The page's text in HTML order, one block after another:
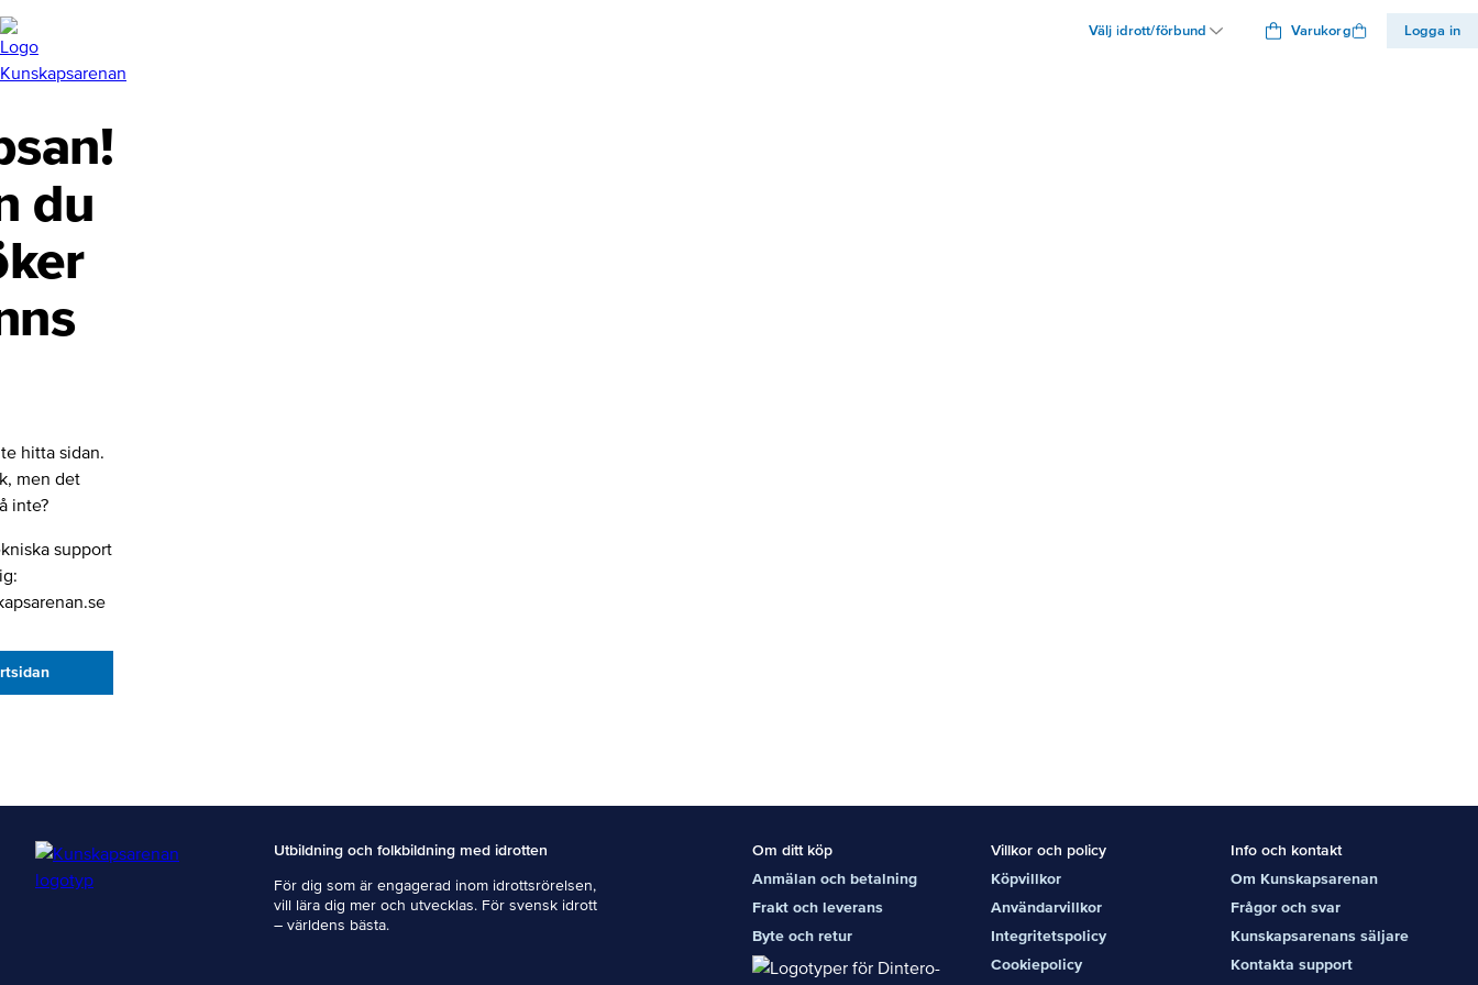
Välj idrott/förbund Varukorg Logga in
du
hitta sidan.
men det
inte?
support
Utbildning och folkbildning med idrotten
För dig som är engagerad inom idrottsrörelsen,
vill lära dig mer och utvecklas. För svensk idrott
– världens bästa.
Om ditt köp
Anmälan och betalning
Frakt och leverans
Byte och retur
Villkor och policy
Köpvillkor
Användarvillkor
Integritetspolicy
Cookiepolicy
Info och kontakt
Om Kunskapsarenan
Frågor och svar
Kunskapsarenans säljare
Kontakta support